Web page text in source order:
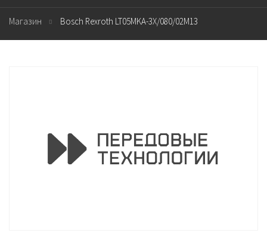
Магазин Bosch Rexroth LT05MKA-3X/080/02M13